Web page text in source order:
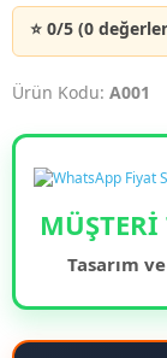
⭐ 0/5 (0
Ürün Kodu: A001
Tasarım